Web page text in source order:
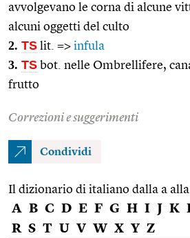
avvolgevano le corna di alcune
alcuni oggetti del culto
2. TS lit. => infula
3. TS bot. nelle Ombrellifere,
frutto
Correzioni e suggerimenti
Condividi
Il dizionario di italiano dalla a
A B C D E F G H I J K
R S T U V W X Y Z